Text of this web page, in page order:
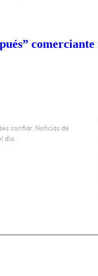
confiar. Noticias de
día.